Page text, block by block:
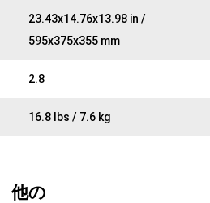
23.43x14.76x13.98 in /
595x375x355 mm
2.8
16.8 lbs / 7.6 kg
他の